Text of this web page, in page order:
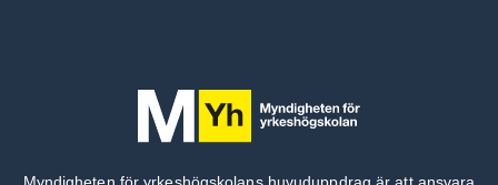
Myndigheten för yrkeshögskolans huvuduppdrag är att ansvara